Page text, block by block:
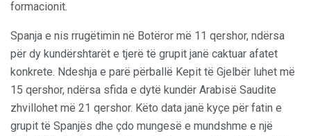
formacionit.
Spanja e nis rrugëtimin në Botëror më 11 qershor, ndërsa
për dy kundërshtarët e tjerë të grupit janë caktuar afatet
konkrete. Ndeshja e parë përballë Kepit të Gjelbër luhet më
15 qershor, ndërsa sfida e dytë kundër Arabisë Saudite
zhvillohet më 21 qershor. Këto data janë kyçe për fatin e
grupit të Spanjës dhe çdo mungesë e mundshme e një